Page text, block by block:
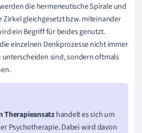
die hermeneutische Spirale und
gleichgesetzt bzw. miteinander
ein Begriff für beides genutzt.
einzelnen Denkprozesse nicht immer
sind, sondern oftmals
Therapieansatzhandelt es sich um
Psychotherapie. Dabei wird davon